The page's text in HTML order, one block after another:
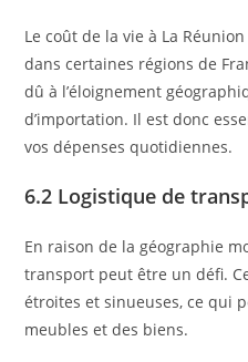
Le coût de la vie à La
dans certaines régions de
dû à l’éloignement
d’importation. Il est donc
vos dépenses quotidiennes.
6.2 Logistique de
En raison de la géographie
transport peut être un défi.
étroites et sinueuses, ce qui
meubles et des biens.